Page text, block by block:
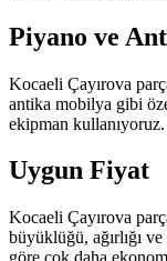
Piyano ve
Kocaeli Çayırova
antika mobilya gibi
ekipman kullanıyoruz.
Uygun Fiyat
Kocaeli Çayırova
büyüklüğü, ağırlığı